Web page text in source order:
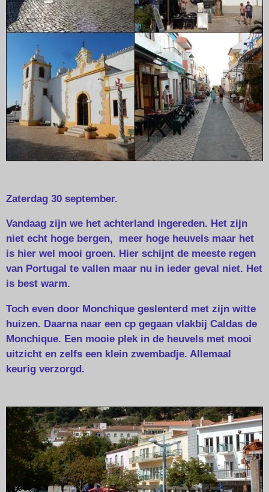
Zaterdag 30 september.
Vandaag zijn we het achterland ingereden. Het zijn
niet echt hoge bergen, meer hoge heuvels maar het
is hier wel mooi groen. Hier schijnt de meeste regen
van Portugal te vallen maar nu in ieder geval niet. Het
is best warm.
Toch even door Monchique geslenterd met zijn witte
huizen. Daarna naar een cp gegaan vlakbij Caldas de
Monchique. Een mooie plek in de heuvels met mooi
uitzicht en zelfs een klein zwembadje. Allemaal
keurig verzorgd.